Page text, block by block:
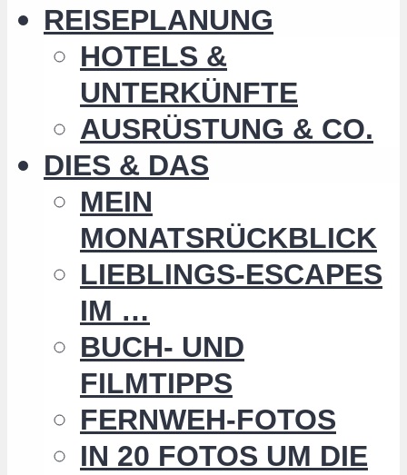
REISEPLANUNG
HOTELS &
UNTERKÜNFTE
AUSRÜSTUNG & CO.
DIES & DAS
MEIN
MONATSRÜCKBLICK
LIEBLINGS-ESCAPES
IM …
BUCH- UND
FILMTIPPS
FERNWEH-FOTOS
IN 20 FOTOS UM DIE